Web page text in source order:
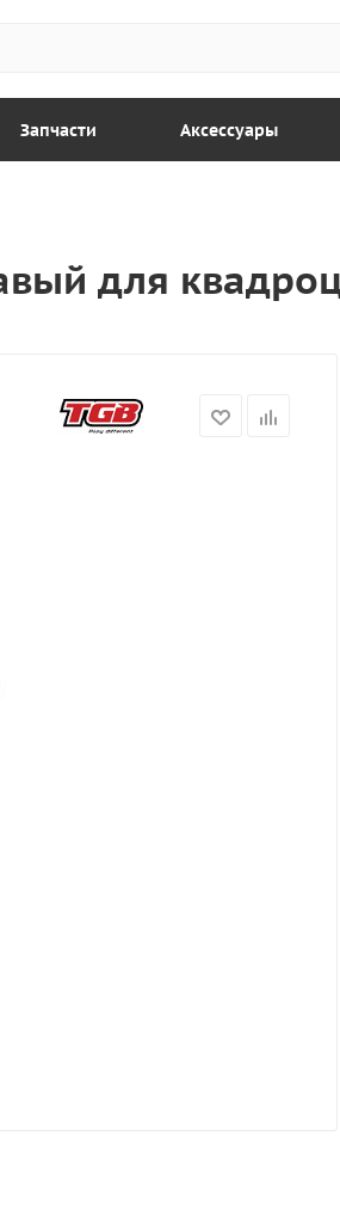
Запчасти Аксессуары
для